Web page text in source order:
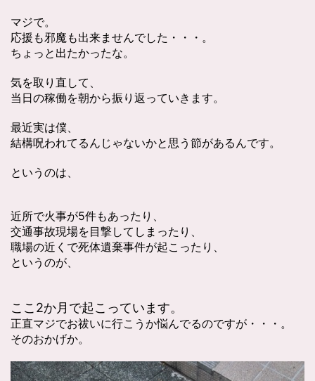
マジで。
応援も邪魔も出来ませんでした・・・。
ちょっと出たかったな。
気を取り直して、
当日の稼働を朝から振り返っていきます。
最近実は僕、
結構呪われてるんじゃないかと思う節があるんです。
というのは、
近所で火事が5件もあったり、
交通事故現場を目撃してしまったり、
職場の近くで死体遺棄事件が起こったり、
というのが、
ここ2か月で起こっています。
正直マジでお祓いに行こうか悩んでるのですが・・・。
そのおかげか。